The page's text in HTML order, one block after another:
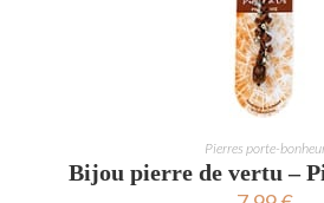
AJOUTER AU
Pierres porte-
Bijou pierre de vertu –